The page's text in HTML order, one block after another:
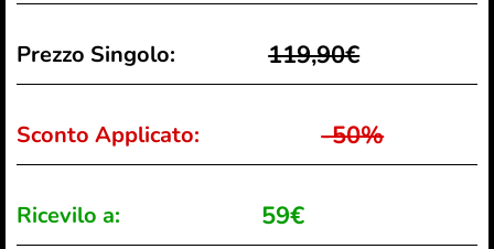
Prezzo Singolo: 119,90€
Sconto Applicato: -50%
Ricevilo a: 59€